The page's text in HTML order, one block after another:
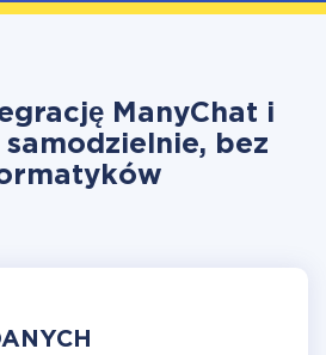
ManyChat i
samodzielnie, bez